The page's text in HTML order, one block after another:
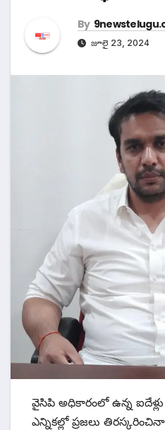
By
జూలై 23, 2024
వైసిపి అధికారంలో ఉన్న
ఎన్నికల్లో ప్రజలు